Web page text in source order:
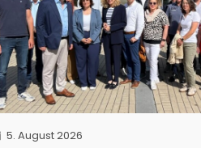
5. August 2026